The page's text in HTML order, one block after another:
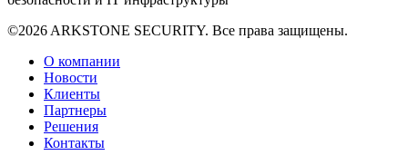
©2026 ARKSTONE SECURITY. Все права защищены.
О компании
Новости
Клиенты
Партнеры
Решения
Контакты